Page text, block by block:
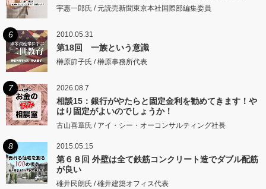
宇惠一郎氏 / 元読売新聞東京本社国際部編集委員
6 2010.05.31
第18回 一族という意識
榊原節子氏 / 榊原事務所代表
7 2026.08.7
相談15：銀行がやたらと固定金利を勧めてきます！や
はり固定がよいのでしょうか！
古山喜章氏 / アイ・シー・オーコンサルティング社長
8 2015.05.15
第６８回 外壁は全て鉄筋コンクリート造でダブル配筋
が良い
碓井民朗氏 / 碓井建築オフィス代表